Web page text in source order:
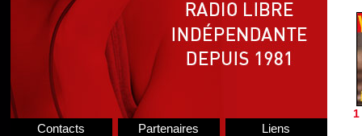
Contacts Partenaires Liens